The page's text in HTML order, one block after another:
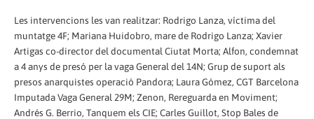
Les intervencions les van realitzar: Rodrigo Lanza, víctima del
muntatge 4F; Mariana Huidobro, mare de Rodrigo Lanza; Xavier
Artigas co-director del documental Ciutat Morta; Alfon, condemnat
a 4 anys de presó per la vaga General del 14N; Grup de suport als
presos anarquistes operació Pandora; Laura Gómez, CGT Barcelona
Imputada Vaga General 29M; Zenon, Rereguarda en Moviment;
Andrés G. Berrio, Tanquem els CIE; Carles Guillot, Stop Bales de